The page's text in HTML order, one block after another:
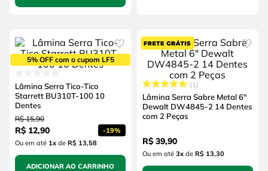
5% OFF com o cupom LF5
Lâmina Serra Tico-Tico
Starrett BU310T-100 10
Dentes
R$ 15,90
R$ 12,90 -19%
Ou em até 1xde R$ 13,58
ADICIONAR AO CARRINHO
1
Lâmina Serra Sabre Metal 6"
Dewalt DW4845-2 14 Dentes
com 2 Peças
R$ 39,90
Ou em até 3xde R$ 13,30